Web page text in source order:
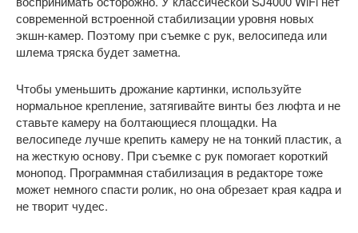
современной встроенной стабилизации уровня новых
экшн-камер. Поэтому при съемке с рук, велосипеда или
шлема тряска будет заметна.
Чтобы уменьшить дрожание картинки, используйте
нормальное крепление, затягивайте винты без люфта и не
ставьте камеру на болтающиеся площадки. На
велосипеде лучше крепить камеру не на тонкий пластик, а
на жесткую основу. При съемке с рук помогает короткий
монопод. Программная стабилизация в редакторе тоже
может немного спасти ролик, но она обрезает края кадра и
не творит чудес.